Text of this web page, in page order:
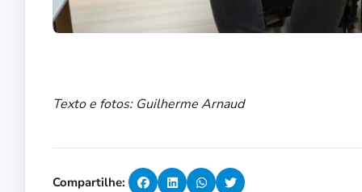
Texto e fotos: Guilherme Arnaud
Compartilhe: